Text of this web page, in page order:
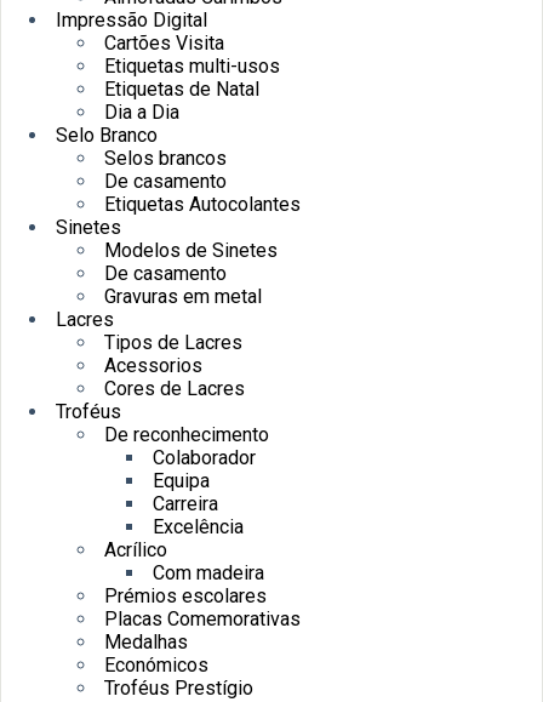
Impressão Digital
Cartões Visita
Etiquetas multi-usos
Etiquetas de Natal
Dia a Dia
Selo Branco
Selos brancos
De casamento
Etiquetas Autocolantes
Sinetes
Modelos de Sinetes
De casamento
Gravuras em metal
Lacres
Tipos de Lacres
Acessorios
Cores de Lacres
Troféus
De reconhecimento
Colaborador
Equipa
Carreira
Excelência
Acrílico
Com madeira
Prémios escolares
Placas Comemorativas
Medalhas
Económicos
Troféus Prestígio